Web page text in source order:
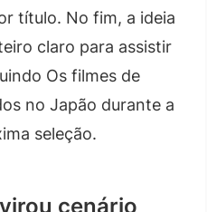
título. No fim, a ideia
claro para assistir
Os filmes de
no Japão durante a
seleção.
cenário